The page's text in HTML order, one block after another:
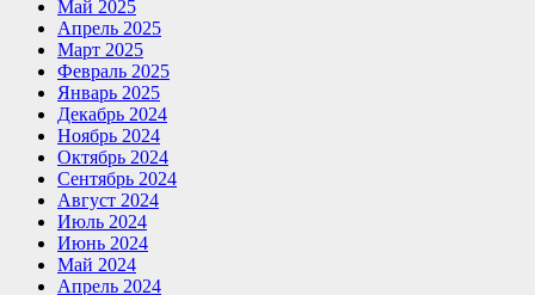
Май 2025
Апрель 2025
Март 2025
Февраль 2025
Январь 2025
Декабрь 2024
Ноябрь 2024
Октябрь 2024
Сентябрь 2024
Август 2024
Июль 2024
Июнь 2024
Май 2024
Апрель 2024